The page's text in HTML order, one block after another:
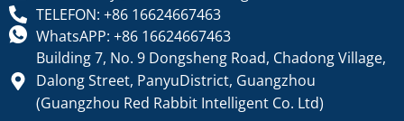
TELEFON: +86 16624667463
WhatsAPP: +86 16624667463
Building 7, No. 9 Dongsheng Road, Chadong Village,
Dalong Street, PanyuDistrict, Guangzhou
(Guangzhou Red Rabbit Intelligent Co. Ltd)